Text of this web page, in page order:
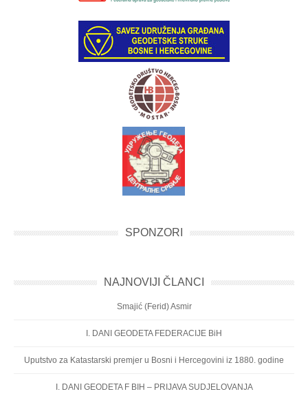
SPONZORI
NAJNOVIJI ČLANCI
Smajić (Ferid) Asmir
I. DANI GEODETA FEDERACIJE BiH
Uputstvo za Katastarski premjer u Bosni i Hercegovini iz 1880. godine
I. DANI GEODETA F BIH – PRIJAVA SUDJELOVANJA